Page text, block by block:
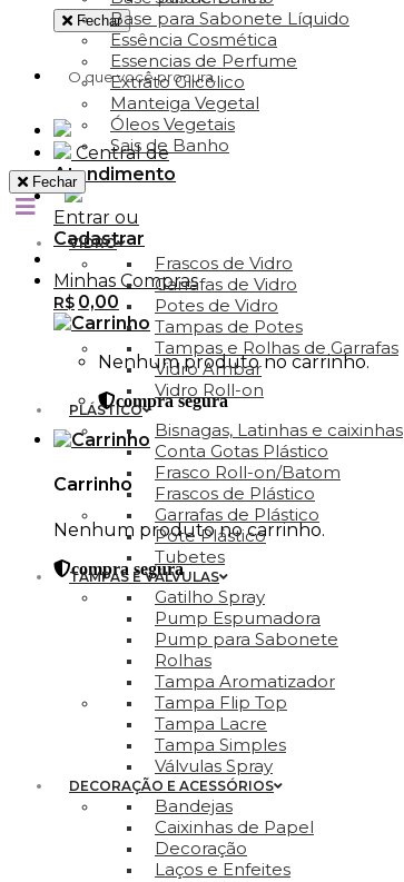
Fechar
Central de
Atendimento
Entrar ou
Cadastrar
Minhas Compras
R$ 0,00
Nenhum produto no carrinho.
compra segura
Carrinho
Nenhum produto no carrinho.
compra segura
Base para Sabonete Líquido
Essência Cosmética
Essencias de Perfume
Extrato Glicólico
Manteiga Vegetal
Óleos Vegetais
Sais de Banho
Fechar
VIDRO
Frascos de Vidro
Garrafas de Vidro
Potes de Vidro
Tampas de Potes
Tampas e Rolhas de Garrafas
Vidro Ambar
Vidro Roll-on
PLÁSTICO
Bisnagas, Latinhas e caixinhas
Conta Gotas Plástico
Frasco Roll-on/Batom
Frascos de Plástico
Garrafas de Plástico
Pote Plástico
Tubetes
TAMPAS E VÁLVULAS
Gatilho Spray
Pump Espumadora
Pump para Sabonete
Rolhas
Tampa Aromatizador
Tampa Flip Top
Tampa Lacre
Tampa Simples
Válvulas Spray
DECORAÇÃO E ACESSÓRIOS
Bandejas
Caixinhas de Papel
Decoração
Laços e Enfeites